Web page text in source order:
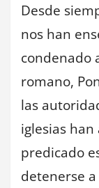
Desde
nos han
condenado
romano,
las
iglesias
predicado
detenerse